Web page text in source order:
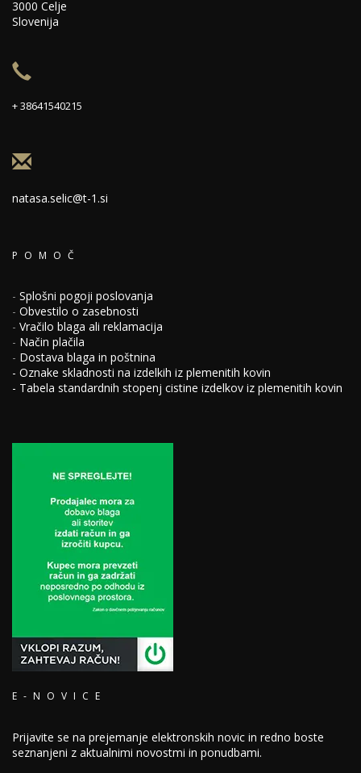
3000 Celje
Slovenija
+ 38641540215
natasa.selic@t-1.si
POMOČ
- Splošni pogoji poslovanja
- Obvestilo o zasebnosti
- Vračilo blaga ali reklamacija
- Način plačila
- Dostava blaga in poštnina
- Oznake skladnosti na izdelkih iz plemenitih kovin
- Tabela standardnih stopenj cistine izdelkov iz plemenitih kovin
E-NOVICE
Prijavite se na prejemanje elektronskih novic in redno boste
seznanjeni z aktualnimi novostmi in ponudbami.